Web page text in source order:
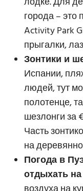
города – это
Activity Park
прыгалки,
Зонтики и
Испании,
людей, тут
полотенце,
шезлонги за
Часть
на
Погода в
отдыхать